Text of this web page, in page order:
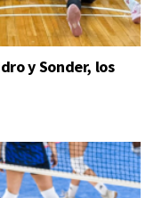
y Sonder, los